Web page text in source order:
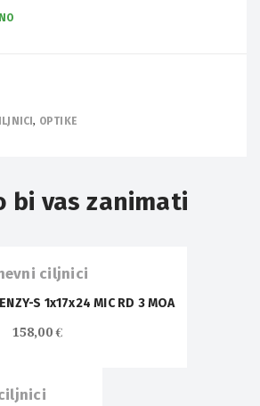
, OPTIKE
bi vas zanimati
ciljnici
S 1x17x24 MIC RD 3 MOA
158,00€